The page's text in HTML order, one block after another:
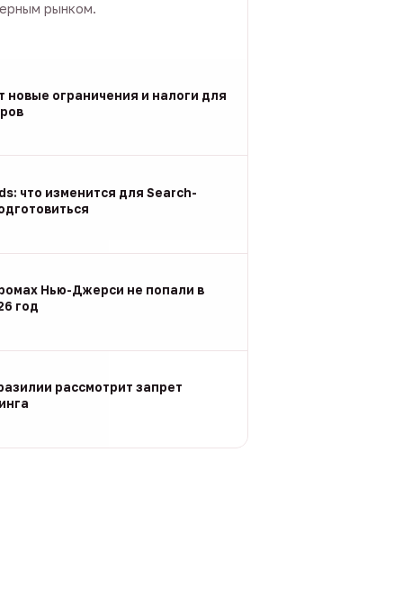
рынком.
новые ограничения и налоги для
что изменится для Search-
Нью-Джерси не попали в
год
рассмотрит запрет